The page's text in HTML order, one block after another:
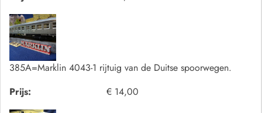
385A=Marklin 4043-1 rijtuig van de Duitse spoorwegen.
Prijs:
€ 14,00